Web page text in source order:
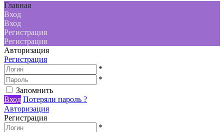
Главная
Вход
Вход
Регистрация
Регистрация
Авторизация
Регистрация
*
*
Запомнить
Вход Потеряли пароль ?
Авторизация
Регистрация
*